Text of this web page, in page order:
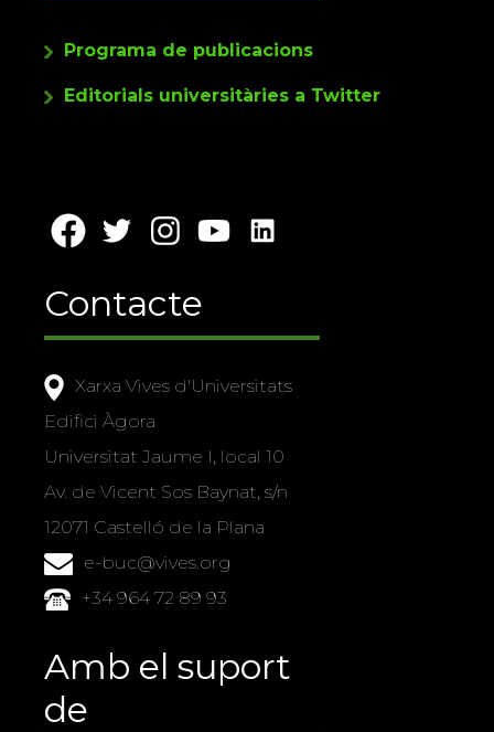
Programa de publicacions
Editorials universitàries a Twitter
Contacte
Xarxa Vives d'Universitats
Edifici Àgora
Universitat Jaume I, local 10
Av. de Vicent Sos Baynat, s/n
12071 Castelló de la Plana
e-buc@vives.org
+34 964 72 89 93
Amb el suport
de